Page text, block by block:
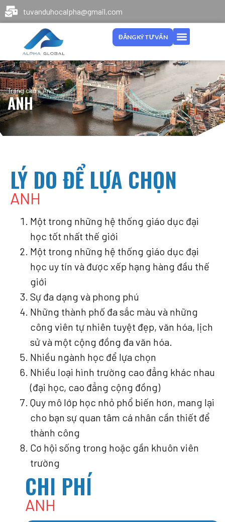
tuvanduhocalpha@gmail.com
ĐĂNG KÝ TƯ VẤN
Trang chủ»Anh
ANH
LÝ DO ĐỂ LỰA CHỌN
ANH
Một trong những hệ thống giáo dục đại
học tốt nhất thế giới
Một trong những hệ thống giáo dục đại
học uy tín và được xếp hạng hàng đầu thế
giới
Sự đa dạng và phong phú
Những thành phố đa sắc màu và những
công viên tự nhiên tuyệt đẹp, văn hóa, lịch
sử và một cộng đồng đa văn hóa.
Nhiều ngành học để lựa chọn
Nhiều loại hình trường cao đẳng khác nhau
(đại học, cao đẳng cộng đồng)
Quy mô lớp học nhỏ phổ biến hơn, mang lại
cho bạn sự quan tâm cá nhân cần thiết để
thành công
Cơ hội sống trong hoặc gần khuôn viên
trường
CHI PHÍ
ANH